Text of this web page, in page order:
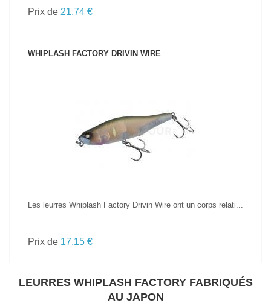
Prix de 21.74 €
WHIPLASH FACTORY DRIVIN WIRE
VOIR LE PRODUIT
Les leurres Whiplash Factory Drivin Wire ont un corps relati...
Prix de 17.15 €
LEURRES WHIPLASH FACTORY FABRIQUÉS
AU JAPON